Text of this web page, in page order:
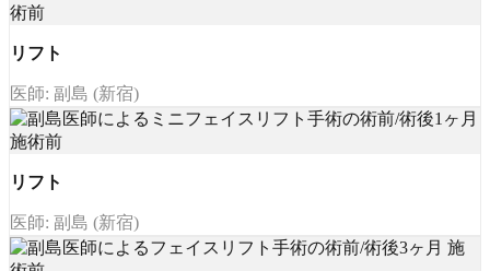
リフト
医師: 副島 (新宿)
リフト
医師: 副島 (新宿)